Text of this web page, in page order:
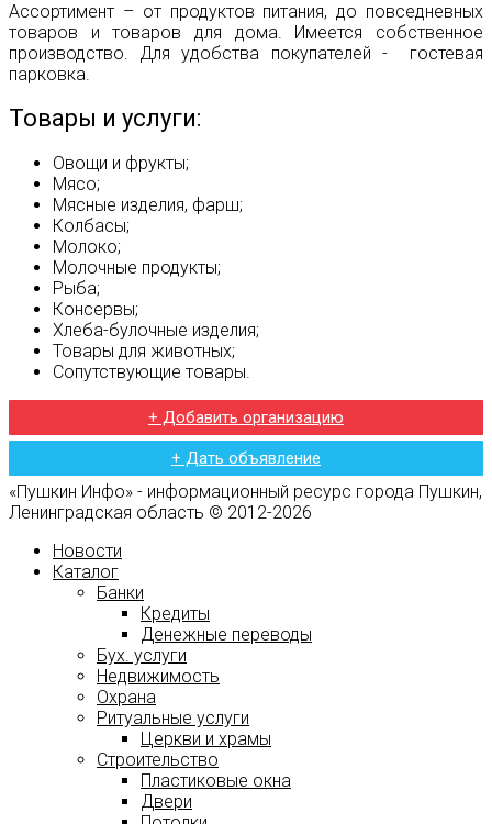
Ассортимент – от продуктов питания, до повседневных
товаров и товаров для дома. Имеется собственное
производство. Для удобства покупателей - гостевая
парковка.
Товары и услуги:
Овощи и фрукты;
Мясо;
Мясные изделия, фарш;
Колбасы;
Молоко;
Молочные продукты;
Рыба;
Консервы;
Хлеба-булочные изделия;
Товары для животных;
Сопутствующие товары.
+ Добавить организацию
+ Дать объявление
«Пушкин Инфо» - информационный ресурс города Пушкин,
Ленинградская область © 2012-2026
Новости
Каталог
Банки
Кредиты
Денежные переводы
Бух. услуги
Недвижимость
Охрана
Ритуальные услуги
Церкви и храмы
Строительство
Пластиковые окна
Двери